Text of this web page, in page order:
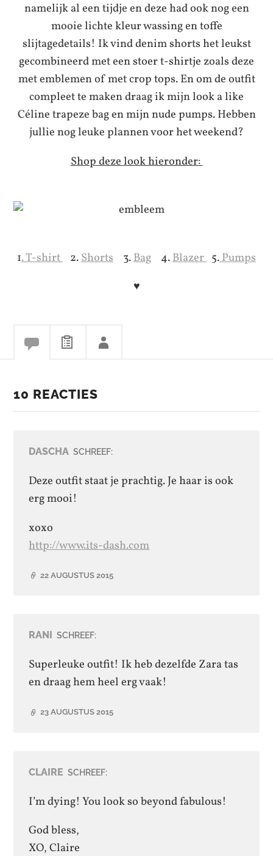
namelijk al een tijdje en deze had ook nog een
mooie lichte kleur wassing en toffe
slijtagedetails! Ik vind denim shorts het leukst
gecombineerd met een stoer t-shirtje zoals deze
met emblemen of met crop tops. En om de outfit
compleet te maken draag ik mijn look a like
Céline trapeze bag en mijn nude pumps. Hebben
jullie nog leuke plannen voor het weekend?
Shop deze look hieronder:
1. T-shirt 2.Shorts 3.Bag 4.Blazer 5.Pumps
♥
10 REACTIES
DASCHA SCHREEF:
Deze outfit staat je prachtig. Je haar is ook
erg mooi!
xoxo
http://www.its-dash.com
22 AUGUSTUS 2015
RANI SCHREEF:
Superleuke outfit! Ik heb dezelfde Zara tas
en draag hem heel erg vaak!
23 AUGUSTUS 2015
CLAIRE SCHREEF:
I’m dying! You look so beyond fabulous!
God bless,
XO, Claire